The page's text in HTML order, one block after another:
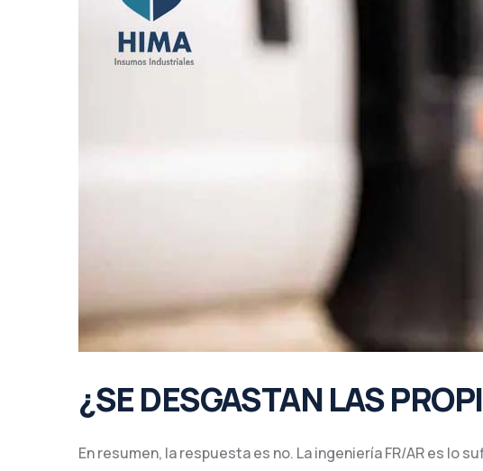
¿SE DESGASTAN LAS
En resumen, la respuesta es no. La ingeniería FR/AR es